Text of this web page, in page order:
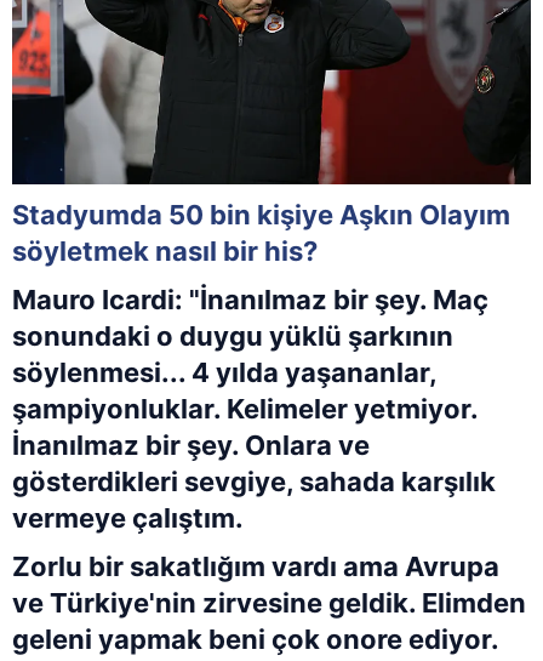
Stadyumda 50 bin kişiye Aşkın Olayım
söyletmek nasıl bir his?
Mauro Icardi: "İnanılmaz bir şey. Maç
sonundaki o duygu yüklü şarkının
söylenmesi... 4 yılda yaşananlar,
şampiyonluklar. Kelimeler yetmiyor.
İnanılmaz bir şey. Onlara ve
gösterdikleri sevgiye, sahada karşılık
vermeye çalıştım.
Zorlu bir sakatlığım vardı ama Avrupa
ve Türkiye'nin zirvesine geldik. Elimden
geleni yapmak beni çok onore ediyor.